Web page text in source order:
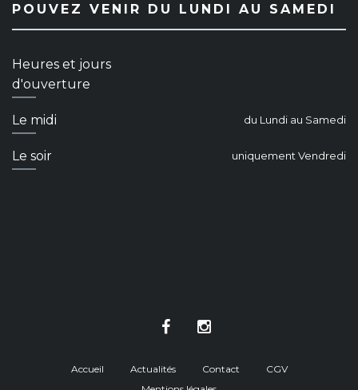
POUVEZ VENIR DU LUNDI AU SAMEDI
Heures et jours
d'ouverture
Le midi du Lundi au Samedi
Le soir uniquement Vendredi
Accueil Actualités Contact
CGV